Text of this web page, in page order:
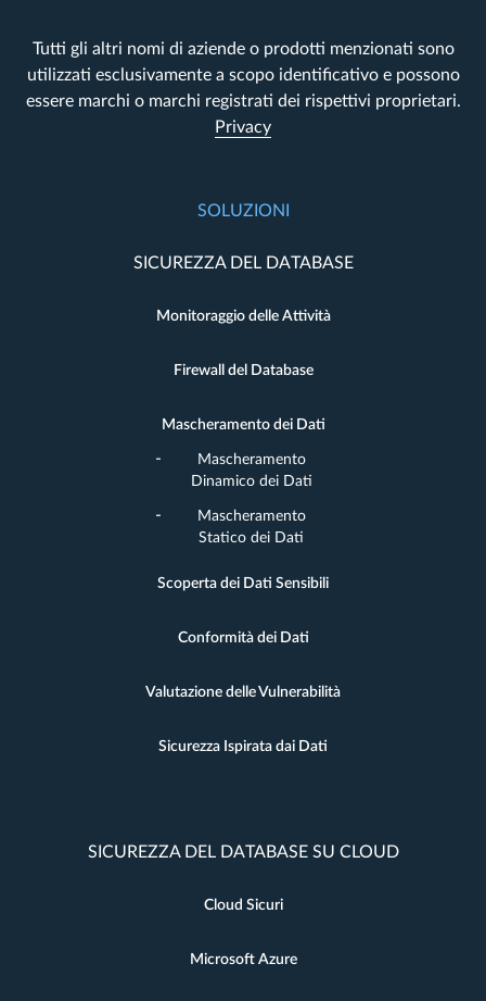
Tutti gli altri nomi di aziende o prodotti menzionati sono
utilizzati esclusivamente a scopo identificativo e possono
essere marchi o marchi registrati dei rispettivi proprietari.
Privacy
SOLUZIONI
SICUREZZA DEL DATABASE
Monitoraggio delle Attività
Firewall del Database
Mascheramento dei Dati
Mascheramento
Dinamico dei Dati
Mascheramento
Statico dei Dati
Scoperta dei Dati Sensibili
Conformità dei Dati
Valutazione delle Vulnerabilità
Sicurezza Ispirata dai Dati
SICUREZZA DEL DATABASE SU CLOUD
Cloud Sicuri
Microsoft Azure